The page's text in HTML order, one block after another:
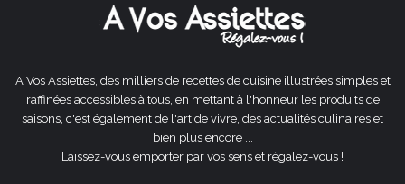
A Vos Assiettes, des milliers de recettes de cuisine illustrées simples et
raffinées accessibles à tous, en mettant à l'honneur les produits de
saisons, c'est également de l'art de vivre, des actualités culinaires et
bien plus encore ...
Laissez-vous emporter par vos sens et régalez-vous !